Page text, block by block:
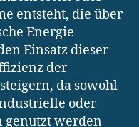
entsteht, die über
Energie
Einsatz dieser
der
da sowohl
oder
genutzt werden